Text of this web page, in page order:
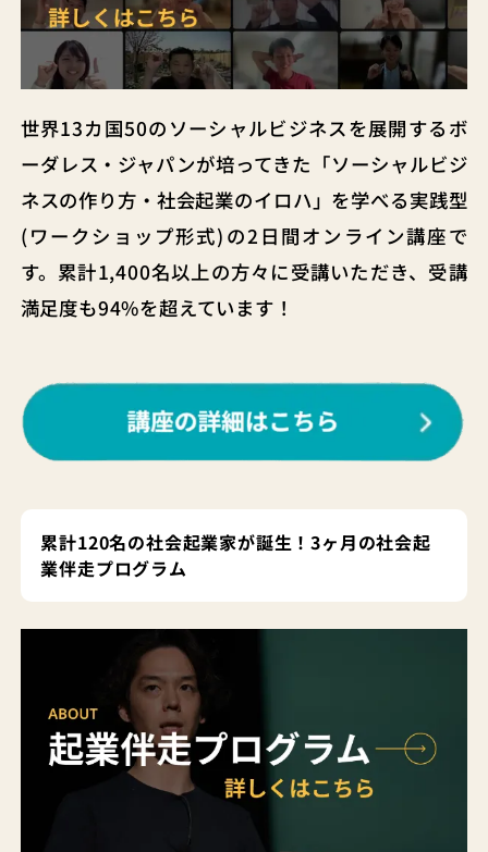
世界13カ国50のソーシャルビジネスを展開するボ
ーダレス・ジャパンが培ってきた「ソーシャルビジ
ネスの作り方・社会起業のイロハ」を学べる実践型
(ワークショップ形式)の2日間オンライン講座で
す。累計1,400名以上の方々に受講いただき、受講
満足度も94%を超えています！
累計120名の社会起業家が誕生！3ヶ月の社会起
業伴走プログラム